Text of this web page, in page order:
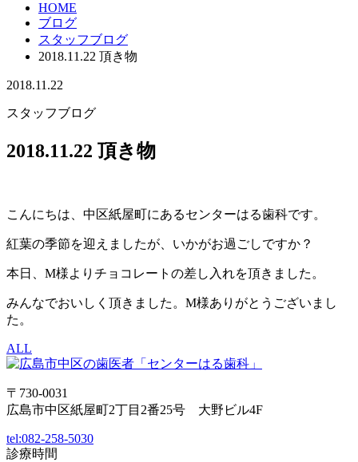
HOME
ブログ
スタッフブログ
2018.11.22 頂き物
2018.11.22
スタッフブログ
2018.11.22 頂き物
こんにちは、中区紙屋町にあるセンターはる歯科です。
紅葉の季節を迎えましたが、いかがお過ごしですか？
本日、M様よりチョコレートの差し入れを頂きました。
みんなでおいしく頂きました。M様ありがとうございまし
た。
ALL
〒730-0031
広島市中区紙屋町2丁目2番25号 大野ビル4F
tel:082-258-5030
診療時間